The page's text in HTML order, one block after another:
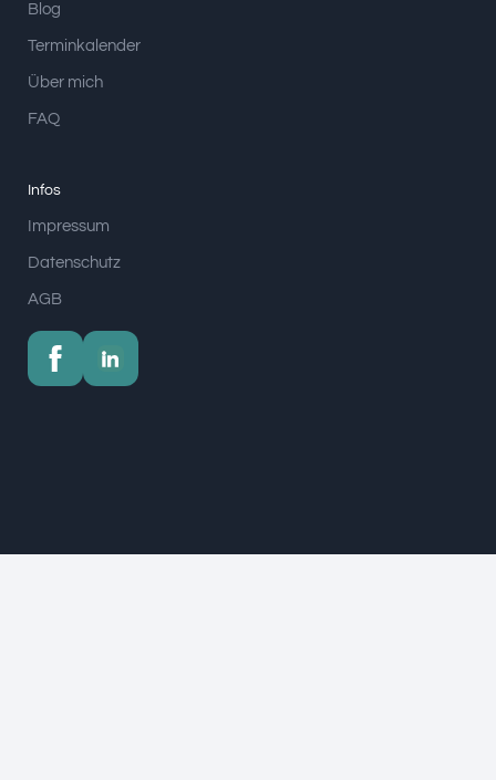
Blog
Terminkalender
Über mich
FAQ
Infos
Impressum
Datenschutz
AGB